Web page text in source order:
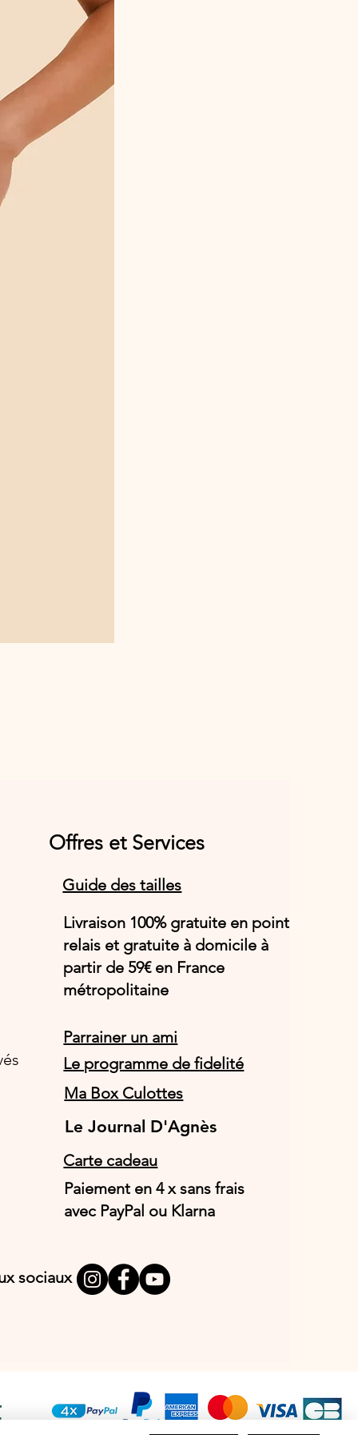
Offres et Services
Guide des tailles
Livraison 100% gratuite en point
relais et gratuite à domicile à
partir de 59€ en France
métropolitaine
Parrainer un ami
Le programme de fidelité
Ma Box Culottes
Le Journal D'Agnès
Le Journal D'Agnès
Carte cadeau
Paiement en 4 x sans frais
avec PayPal ou Klarna
sociaux